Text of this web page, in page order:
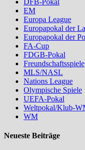
DFB-Pokal
EM
Europa League
Europapokal der
Europapokal der
FA-Cup
FDGB-Pokal
Freundschaftsspiele
MLS/NASL
Nations League
Olympische Spiele
UEFA-Pokal
Weltpokal/Klub-
WM
Neueste Beiträge